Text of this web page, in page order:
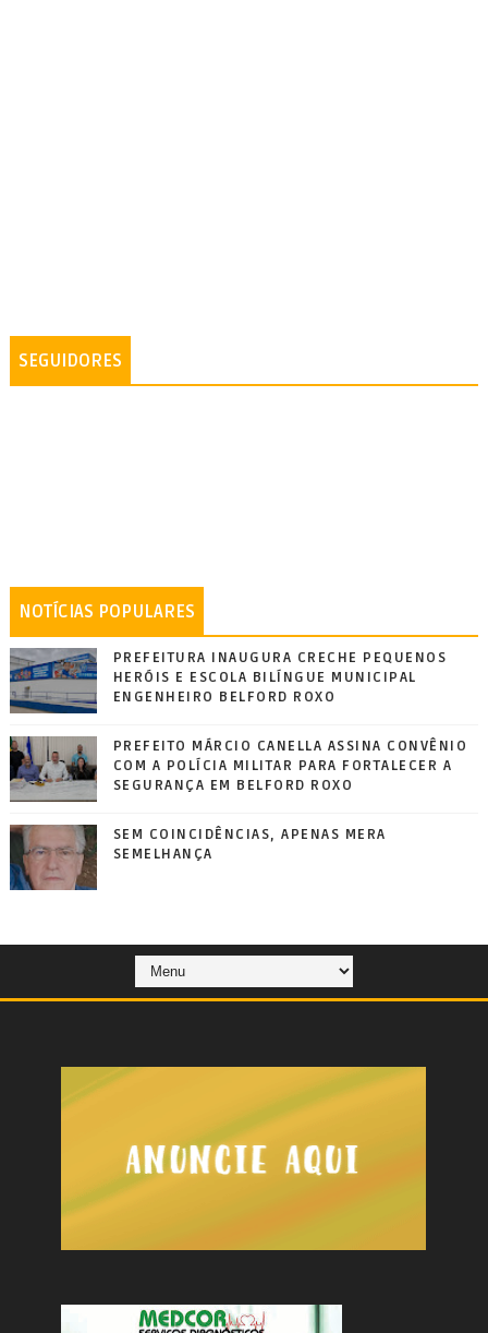
SEGUIDORES
NOTÍCIAS POPULARES
PREFEITURA INAUGURA CRECHE PEQUENOS
HERÓIS E ESCOLA BILÍNGUE MUNICIPAL
ENGENHEIRO BELFORD ROXO
PREFEITO MÁRCIO CANELLA ASSINA CONVÊNIO
COM A POLÍCIA MILITAR PARA FORTALECER A
SEGURANÇA EM BELFORD ROXO
SEM COINCIDÊNCIAS, APENAS MERA
SEMELHANÇA